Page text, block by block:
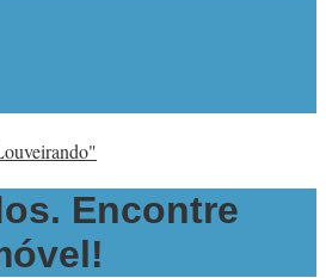
Encontre